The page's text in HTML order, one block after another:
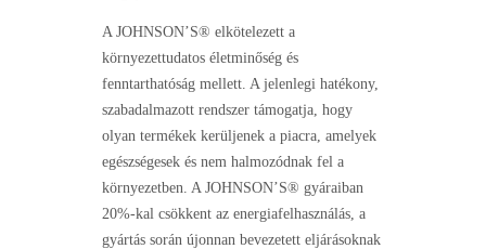
A JOHNSON’S® elkötelezett a
környezettudatos életminőség és
fenntarthatóság mellett. A jelenlegi hatékony,
szabadalmazott rendszer támogatja, hogy
olyan termékek kerüljenek a piacra, amelyek
egészségesek és nem halmozódnak fel a
környezetben. A JOHNSON’S® gyáraiban
20%-kal csökkent az energiafelhasználás, a
gyártás során újonnan bevezetett eljárásoknak